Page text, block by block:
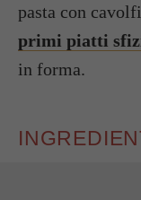
pasta con
primi piatti
in forma.